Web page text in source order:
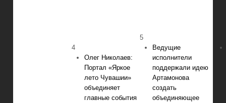
4
Олег Николаев:
Портал «Яркое
лето Чувашии»
объединяет
главные события
5
Ведущие
исполнители
поддержали идею
Артамонова
создать
объединяющее